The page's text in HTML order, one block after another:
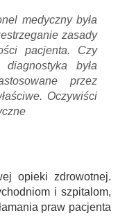
medyczny była
zasady
pacjenta. Czy
była
przez
Oczywiści
opieki zdrowotnej.
i szpitalom,
praw pacjenta